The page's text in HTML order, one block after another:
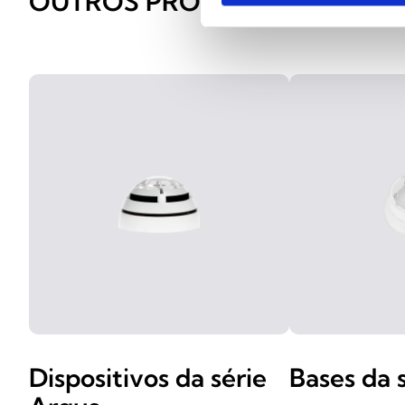
Dispositivos da série
Bases